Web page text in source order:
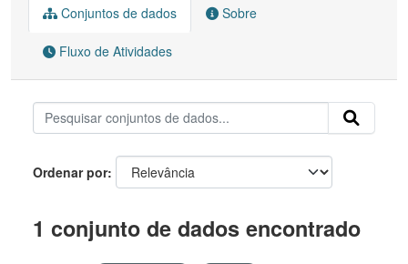
Conjuntos de dados Sobre
Fluxo de Atividades
Ordenar por
1 conjunto de dados encontrado